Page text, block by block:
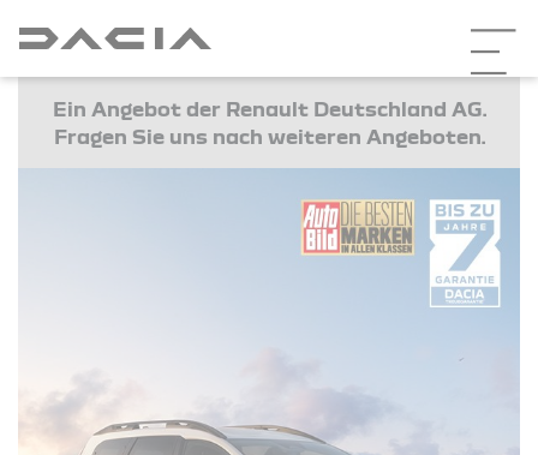
Ein Angebot der Renault Deutschland AG.
Fragen Sie uns nach weiteren Angeboten.